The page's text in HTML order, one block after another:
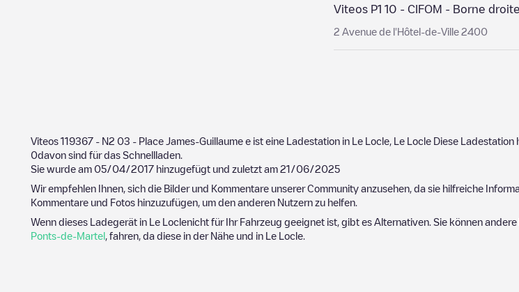
Viteos P1 10 - CIFOM - Borne droite
2 Avenue de l'Hôtel-de-Ville 2400
Viteos 119367 - N2 03 - Place James-Guillaume e ist eine Ladestation in Le Locle Le Locle Diese Ladestation
0davon sind für das Schnellladen.
Sie wurde am 05/04/2017 hinzugefügt und zuletzt am 21/06/2025
Wir empfehlen Ihnen, sich die Bilder und Kommentare unserer Community anzusehen, da sie hilfreiche
Kommentare und Fotos hinzuzufügen, um den anderen Nutzern zu helfen.
Wenn dieses Ladegerät in
Le Loclenicht für Ihr Fahrzeug geeignet ist, gibt es Alternativen. Sie können
Ponts-de-Martel
, fahren, da diese in der Nähe und in Le Locle